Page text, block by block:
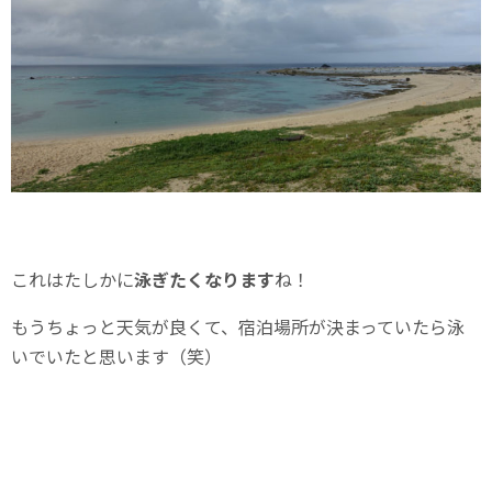
これはたしかに泳ぎたくなりますね！
もうちょっと天気が良くて、宿泊場所が決まっていたら泳
いでいたと思います（笑）